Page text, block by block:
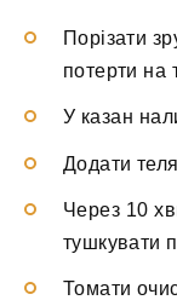
Порізати
потерти на
У казан
Додати
Через 10
тушкувати
Томати